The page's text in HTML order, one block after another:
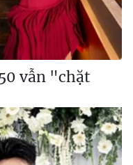
vẫn "chặt